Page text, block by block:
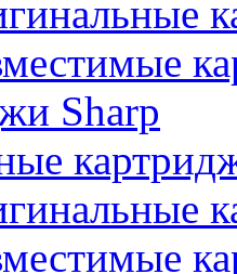
Sharp